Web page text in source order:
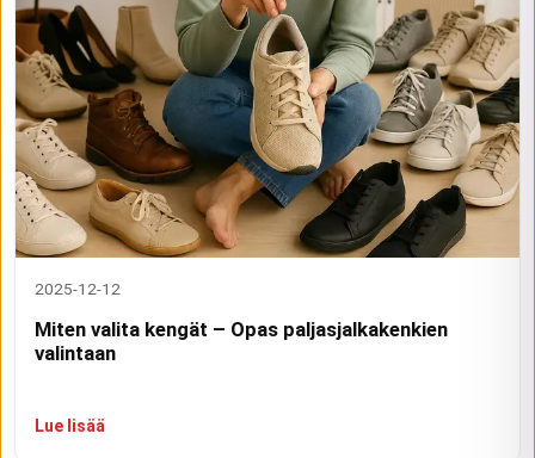
2025-12-12
Miten valita kengät – Opas paljasjalkakenkien
valintaan
Lue lisää